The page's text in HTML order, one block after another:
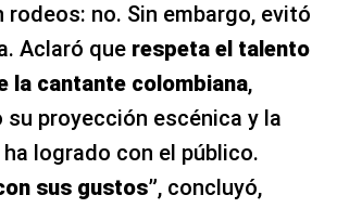
rodeos: no. Sin embargo, evitó
Aclaró que respeta el talento
la cantante colombiana,
proyección escénica y la
logrado con el público.
sus gustos”, concluyó,